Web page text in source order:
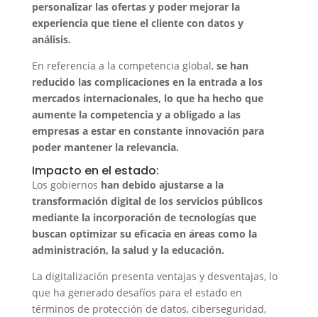
personalizar las ofertas y poder mejorar la
experiencia que tiene el cliente con datos y
análisis.
En referencia a la competencia global, se han
reducido las complicaciones en la entrada a los
mercados internacionales, lo que ha hecho que
aumente la competencia y a obligado a las
empresas a estar en constante innovación para
poder mantener la relevancia.
Impacto en el estado:
Los gobiernos han debido ajustarse a la
transformación digital de los servicios públicos
mediante la incorporación de tecnologías que
buscan optimizar su eficacia en áreas como la
administración, la salud y la educación.
La digitalización presenta ventajas y desventajas, lo
que ha generado desafíos para el estado en
términos de protección de datos, ciberseguridad,